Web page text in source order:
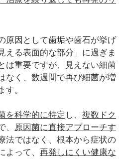
原因として歯垢や歯石が挙げ
える表面的な部分」に過ぎま
は重要ですが、見えない細菌
なく、数週間で再び細菌が増
す。
を科学的に特定 し、 複数ドク
、
原因菌に直接アプローチす
法ではなく、根本から症状の
よって、 再発しにくい健康な